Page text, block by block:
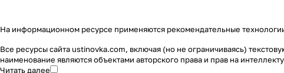
На информационном ресурсе применяются рекомендательные
Все ресурсы сайта ustinovka.com, включая (но не ограничиваясь)
наименование являются объектами авторского права и прав на
Читать далее